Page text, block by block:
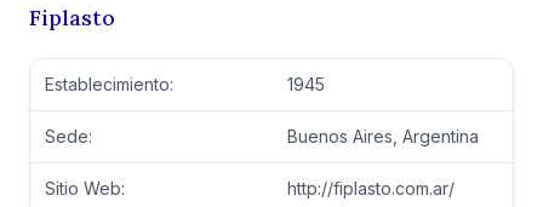
Fiplasto
Establecimiento: 1945
Sede: Buenos Aires, Argentina
Sitio Web: http://fiplasto.com.ar/